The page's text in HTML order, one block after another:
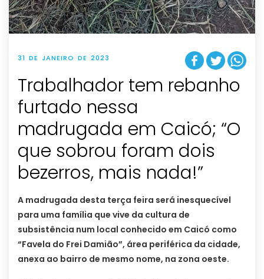
31 DE JANEIRO DE 2023
Trabalhador tem rebanho
furtado nessa
madrugada em Caicó; “O
que sobrou foram dois
bezerros, mais nada!”
A madrugada desta terça feira será inesquecível
para uma família que vive da cultura de
subsistência num local conhecido em Caicó como
“Favela do Frei Damião”, área periférica da cidade,
anexa ao bairro de mesmo nome, na zona oeste.